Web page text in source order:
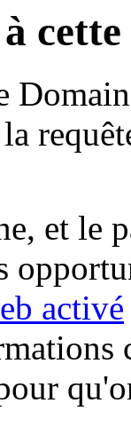
et le
activé